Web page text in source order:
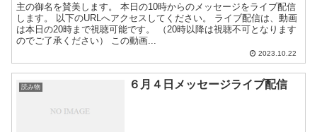
主の御名を賛美します。 本日の10時からのメッセージをライブ配信
します。 以下のURLへアクセスしてください。 ライブ配信は、動画
は本日の20時まで視聴可能です。 （20時以降は視聴不可となります
のでご了承ください） この動画...
2023.10.22
読み物 ６月４日メッセージライブ配信